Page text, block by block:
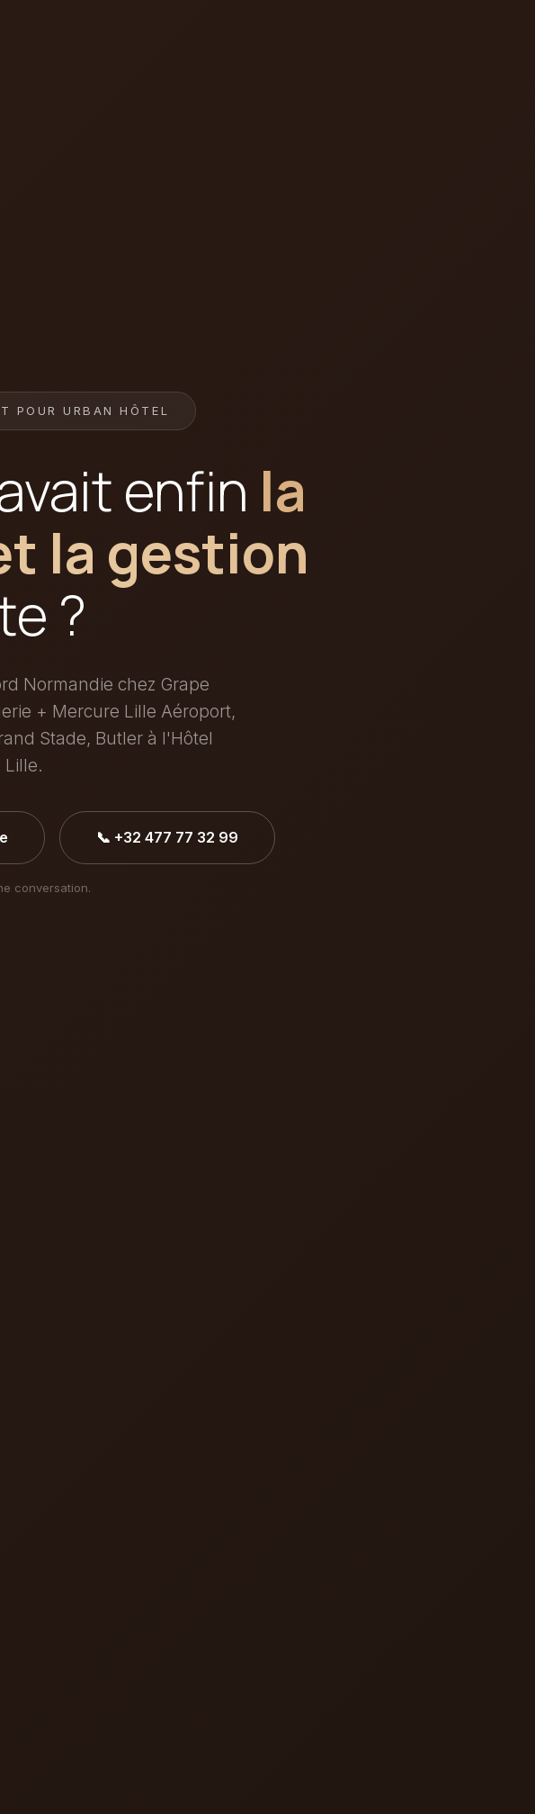
POUR URBAN HÔTEL
enfin la
la gestion
?
Normandie chez Grape
+ Mercure Lille Aéroport,
Stade, Butler à l'Hôtel
Lille.
📞 +32 477 77 32 99
conversation.